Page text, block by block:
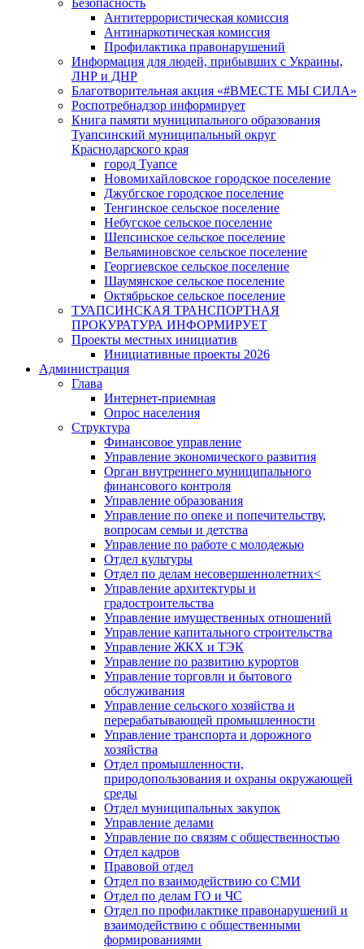
Безопасность
Антитеррористическая комиссия
Антинаркотическая комиссия
Профилактика правонарушений
Информация для людей, прибывших с Украины,
ЛНР и ДНР
Благотворительная акция «#ВМЕСТЕ МЫ СИЛА»
Роспотребнадзор информирует
Книга памяти муниципального образования
Туапсинский муниципальный округ
Краснодарского края
город Туапсе
Новомихайловское городское поселение
Джубгское городское поселение
Тенгинское сельское поселение
Небугское сельское поселение
Шепсинское сельское поселение
Вельяминовское сельское поселение
Георгиевское сельское поселение
Шаумянское сельское поселение
Октябрьское сельское поселение
ТУАПСИНСКАЯ ТРАНСПОРТНАЯ
ПРОКУРАТУРА ИНФОРМИРУЕТ
Проекты местных инициатив
Инициативные проекты 2026
Администрация
Глава
Интернет-приемная
Опрос населения
Структура
Финансовое управление
Управление экономического развития
Орган внутреннего муниципального
финансового контроля
Управление образования
Управление по опеке и попечительству,
вопросам семьи и детства
Управление по работе с молодежью
Отдел культуры
Отдел по делам несовершеннолетних<
Управление архитектуры и
градостроительства
Управление имущественных отношений
Управление капитального строительства
Управление ЖКХ и ТЭК
Управление по развитию курортов
Управление торговли и бытового
обслуживания
Управление сельского хозяйства и
перерабатывающей промышленности
Управление транспорта и дорожного
хозяйства
Отдел промышленности,
природопользования и охраны окружающей
среды
Отдел муниципальных закупок
Управление делами
Управление по связям с общественностью
Отдел кадров
Правовой отдел
Отдел по взаимодействию со СМИ
Отдел по делам ГО и ЧС
Отдел по профилактике правонарушений и
взаимодействию с общественными
формированиями